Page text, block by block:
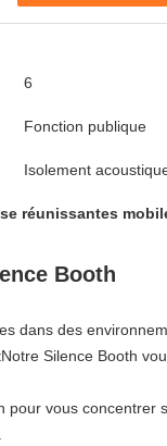
6
Fonction publique
Isolement
réunissantes
Booth
dans des
Silence Booth
pour vous concentrer